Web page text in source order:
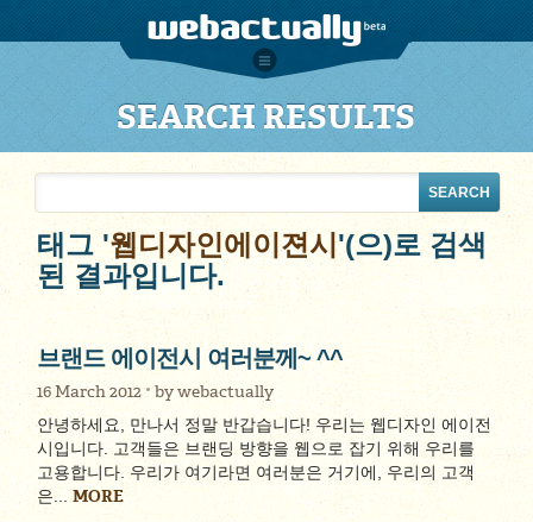
SEARCH RESULTS
태그 '웹디자인에이젼시'(으)로 검색
된 결과입니다.
브랜드 에이전시 여러분께~ ^^
16 March 2012 bywebactually
안녕하세요, 만나서 정말 반갑습니다! 우리는 웹디자인 에이전
시입니다. 고객들은 브랜딩 방향을 웹으로 잡기 위해 우리를
고용합니다. 우리가 여기라면 여러분은 거기에, 우리의 고객
은...MORE